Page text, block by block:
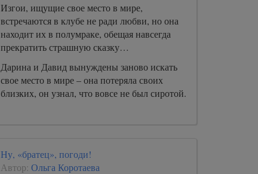
Изгои, ищущие свое место в мире,
встречаются в клубе не ради любви, но она
находит их в полумраке, обещая навсегда
прекратить страшную сказку…
Дарина и Давид вынуждены заново искать
свое место в мире – она потеряла своих
близких, он узнал, что вовсе не был сиротой.
Ну, «братец», погоди!
Автор: Ольга Коротаева